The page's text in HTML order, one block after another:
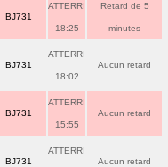
BJ731
ATTERRI
18:25
Retard de 5
minutes
BJ731
ATTERRI
18:02
Aucun retard
BJ731
ATTERRI
15:55
Aucun retard
BJ731
ATTERRI
Aucun retard